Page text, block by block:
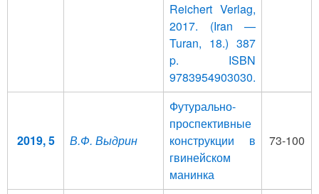
Reichert Verlag,
2017. (Iran —
Turan, 18.) 387
p. ISBN
9783954903030.
2019, 5 В.Ф. Выдрин
Футурально-
проспективные
конструкции в
гвинейском
манинка
73-100